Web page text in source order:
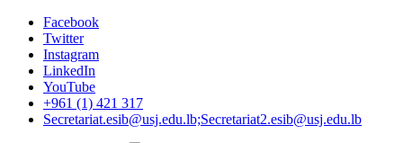
Facebook
Twitter
Instagram
LinkedIn
YouTube
+961 (1) 421 317
Secretariat.esib@usj.edu.lb;Secretariat2.esib@usj.edu.lb